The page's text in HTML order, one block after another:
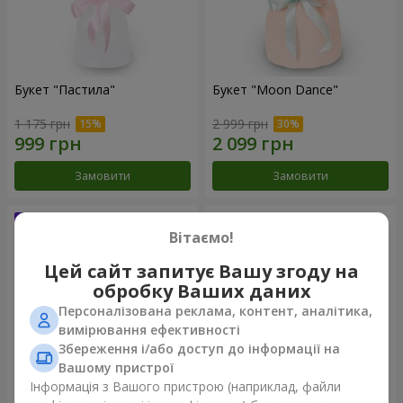
Букет "Пастила"
1 175 грн
Замовити
Букет "Moon Dance"
2 999 грн
Замовити
Вітаємо!
Цей сайт запитує Вашу згоду на
обробку Ваших даних
Персоналізована реклама, контент, аналітика,
вимірювання ефективності
Збереження і/або доступ до інформації на
Вашому пристрої
Інформація з Вашого пристрою (наприклад, файли